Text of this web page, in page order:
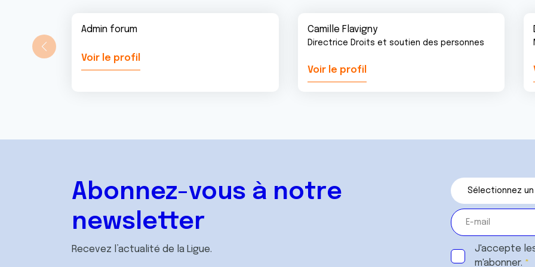
Admin forum
Voir le profil
Camille Flavigny
Directrice Droits et soutien des personnes
Voir le profil
Abonnez-vous à notre
newsletter
Recevez l’actualité de la Ligue.
J'accepte
m'abonner.